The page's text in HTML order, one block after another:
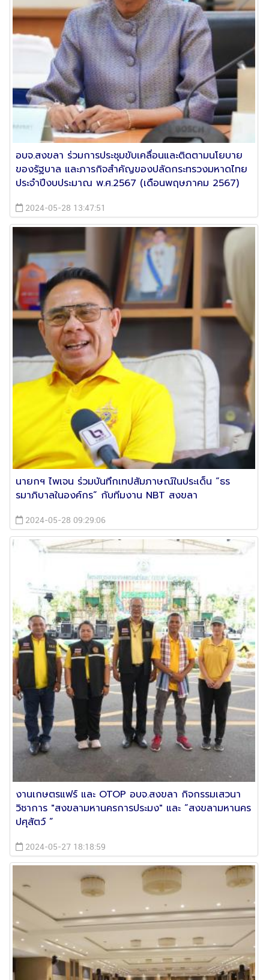
อบจ.สงขลา ร่วมการประชุมขับเคลื่อนและติดตามนโยบาย
ของรัฐบาล และภารกิจสำคัญของปลัดกระทรวงมหาดไทย
ประจำปีงบประมาณ พ.ศ.2567 (เดือนพฤษภาคม 2567)
2024-05-28 13:47:51
นายกฯ ไพเจน ร่วมบันทึกเทปสัมภาษณ์ในประเด็น “ธร
รมาภิบาลในองค์กร” กับทีมงาน NBT สงขลา
2024-05-28 09:29:06
งานเกษตรแฟร์ และ OTOP อบจ.สงขลา กิจกรรมเสวนา
วิชาการ "สงขลามหานครการประมง" และ “สงขลามหานคร
ปศุสัตว์ ”
2024-05-27 18:18:59